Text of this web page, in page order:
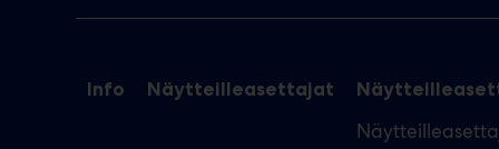
Info Näytteilleasettajat